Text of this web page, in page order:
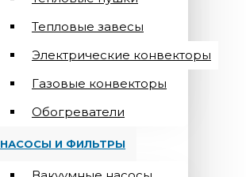
Тепловые завесы
Электрические конвекторы
Газовые конвекторы
Обогреватели
НАСОСЫ И ФИЛЬТРЫ